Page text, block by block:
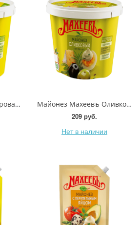
Майонез Махеевъ Провансаль с лимонным соком 50.5% 800мл
Майонез Махеевъ Оливковый 50.5% 800мл
209 руб.
Нет в наличии